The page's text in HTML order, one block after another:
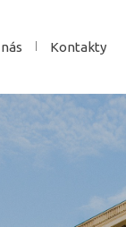
Kontakty